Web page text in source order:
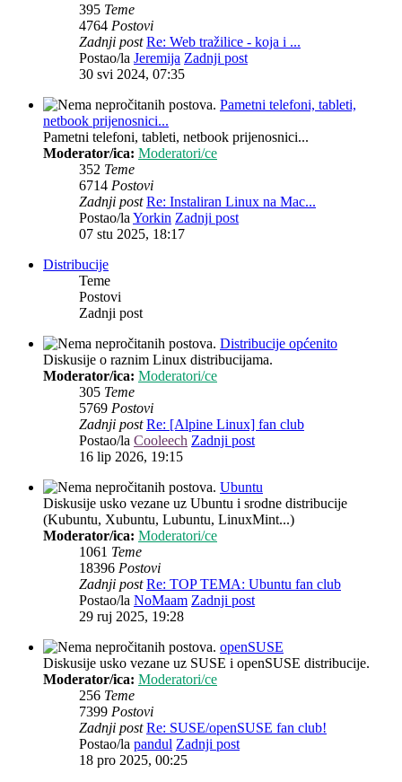
395 Teme
4764 Postovi
Zadnji post Re: Web tražilice - koja i ...
Postao/la Jeremija Zadnji post
30 svi 2024, 07:35
Pametni telefoni, tableti,
netbook prijenosnici...
Pametni telefoni, tableti, netbook prijenosnici...
Moderator/ica: Moderatori/ce
352 Teme
6714 Postovi
Zadnji post Re: Instaliran Linux na Mac...
Postao/laYorkin Zadnji post
07 stu 2025, 18:17
Distribucije
Teme
Postovi
Zadnji post
Distribucije općenito
Diskusije o raznim Linux distribucijama.
Moderator/ica: Moderatori/ce
305 Teme
5769 Postovi
Zadnji post Re: [Alpine Linux] fan club
Postao/la Cooleech Zadnji post
16 lip 2026, 19:15
Ubuntu
Diskusije usko vezane uz Ubuntu i srodne distribucije
(Kubuntu, Xubuntu, Lubuntu, LinuxMint...)
Moderator/ica: Moderatori/ce
1061 Teme
18396 Postovi
Zadnji post Re: TOP TEMA: Ubuntu fan club
Postao/la NoMaam Zadnji post
29 ruj 2025, 19:28
openSUSE
Diskusije usko vezane uz SUSE i openSUSE distribucije.
Moderator/ica: Moderatori/ce
256 Teme
7399 Postovi
Zadnji post Re: SUSE/openSUSE fan club!
Postao/la pandul Zadnji post
18 pro 2025, 00:25